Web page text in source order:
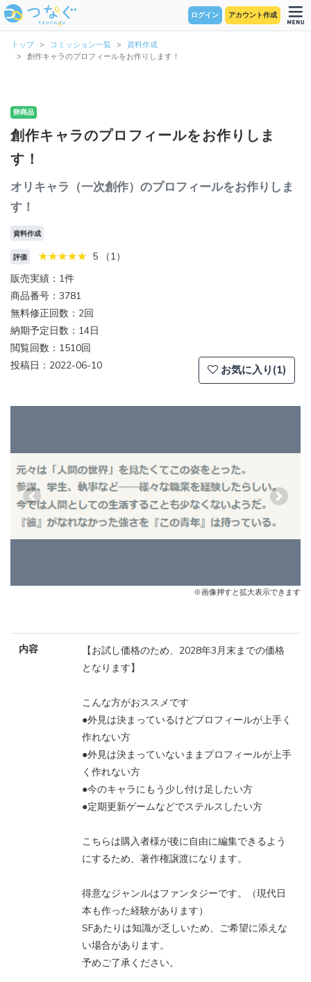
ログイン アカウント作成
トップ コミッション一覧
資料作成
創作キャラのプロフィールをお作りします！
卵商品
創作キャラのプロフィールをお作りしま
す！
オリキャラ（一次創作）のプロフィールをお作りしま
す！
資料作成
評価
5 （1）
販売実績：1件
商品番号：3781
無料修正回数：2回
納期予定日数：14日
閲覧回数：1510回
投稿日：2022-06-10
お気に入り(1)
Previous Next
※画像押すと拡大表示できます
内容
【お試し価格のため、2028年3月末までの価格
となります】
こんな方がおススメです
●外見は決まっているけどプロフィールが上手く
作れない方
●外見は決まっていないままプロフィールが上手
く作れない方
●今のキャラにもう少し付け足したい方
●定期更新ゲームなどでステルスしたい方
こちらは購入者様が後に自由に編集できるよう
にするため、著作権譲渡になります。
得意なジャンルはファンタジーです。（現代日
本も作った経験があります）
SFあたりは知識が乏しいため、ご希望に添えな
い場合があります。
予めご了承ください。